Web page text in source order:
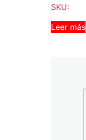
SKU:
Leer más